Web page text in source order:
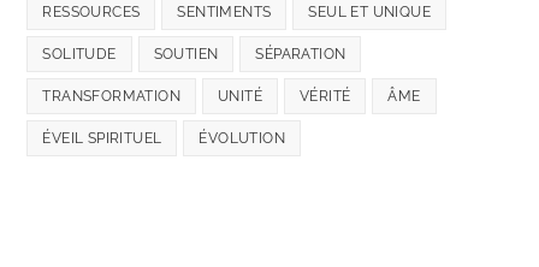
RESSOURCES SENTIMENTS SEUL ET UNIQUE
SOLITUDE SOUTIEN SÉPARATION
TRANSFORMATION UNITÉ VÉRITÉ ÂME
ÉVEIL SPIRITUEL ÉVOLUTION